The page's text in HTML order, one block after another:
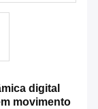
digital
movimento